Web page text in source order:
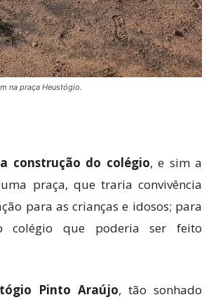
na praça Heustógio.
construção do colégio, e sim a
praça, que traria convivência
para as crianças e idosos; para
colégio que poderia ser feito
Pinto Araújo, tão sonhado